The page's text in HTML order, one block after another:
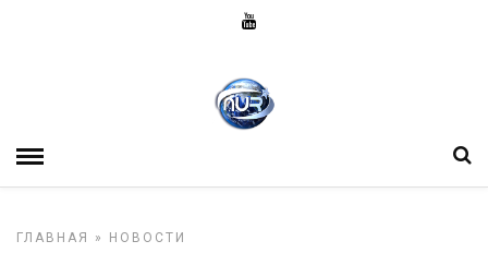
ГЛАВНАЯ » НОВОСТИ